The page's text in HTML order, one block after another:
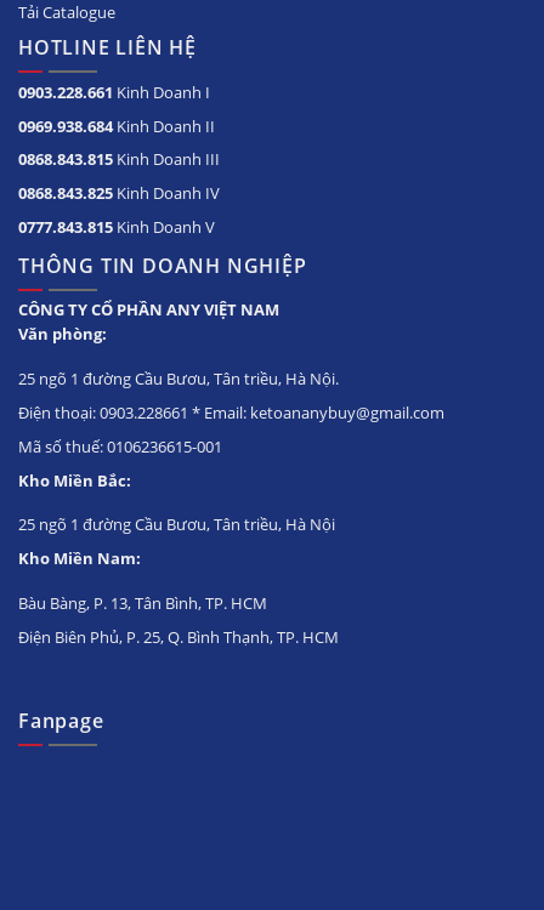
Tải Catalogue
HOTLINE LIÊN HỆ
0903.228.661 Kinh Doanh I
0969.938.684Kinh Doanh II
0868.843.815 Kinh Doanh III
0868.843.825 Kinh Doanh IV
0777.843.815 Kinh Doanh V
THÔNG TIN DOANH NGHIỆP
CÔNG TY CỔ PHẦN ANY VIỆT NAM
Văn phòng:
25 ngõ 1 đường Cầu Bươu, Tân triều, Hà Nội.
Điện thoại: 0903.228661 * Email: ketoananybuy@gmail.com
Mã số thuế: 0106236615-001
Kho Miền Bắc:
25 ngõ 1 đường Cầu Bươu, Tân triều, Hà Nội
Kho Miền Nam:
Bàu Bàng, P. 13, Tân Bình, TP. HCM
Điện Biên Phủ, P. 25, Q. Bình Thạnh, TP. HCM
Fanpage